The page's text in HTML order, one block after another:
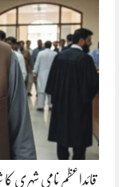
قائداعظم نامی شہری